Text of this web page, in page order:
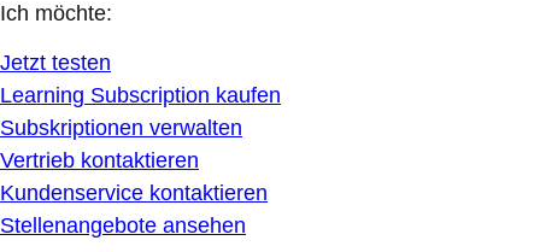
Ich möchte:
Jetzt testen
Learning Subscription kaufen
Subskriptionen verwalten
Vertrieb kontaktieren
Kundenservice kontaktieren
Stellenangebote ansehen